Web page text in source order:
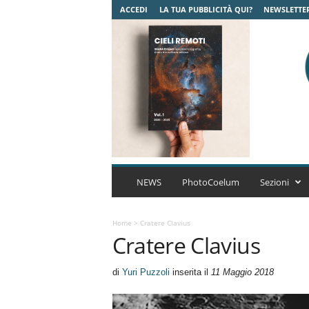
ACCEDI LA TUA PUBBLICITÀ QUI?
C
A
r
NEWS PhotoCoelum Sezioni
Home > Cratere Clavius
Cratere Clavius
di Yuri Puzzoli inserita il 11 Maggio 2018